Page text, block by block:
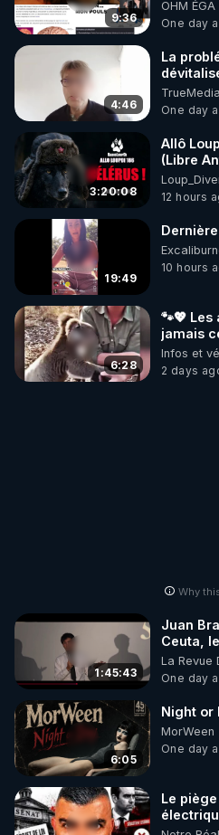
9:36
OHM ÉGA
One day
4:46
La
TrueMedia
One day
3:20:08
Allô
(Libre
12 hours
19:49
10 hours
6:28
🐾💖
jamais
🥹❤️
Infos et
2 days
Why
1:45:43
Juan
Ceuta,
pouvoir
La Revue
One day
6:05
Night or
MorWeen
One day
Le
les